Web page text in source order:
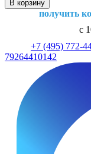
В корзину
получить
с
+7 (495) 772-
79264410142